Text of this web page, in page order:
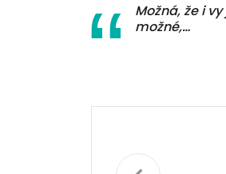
Možná, že i
možné,…